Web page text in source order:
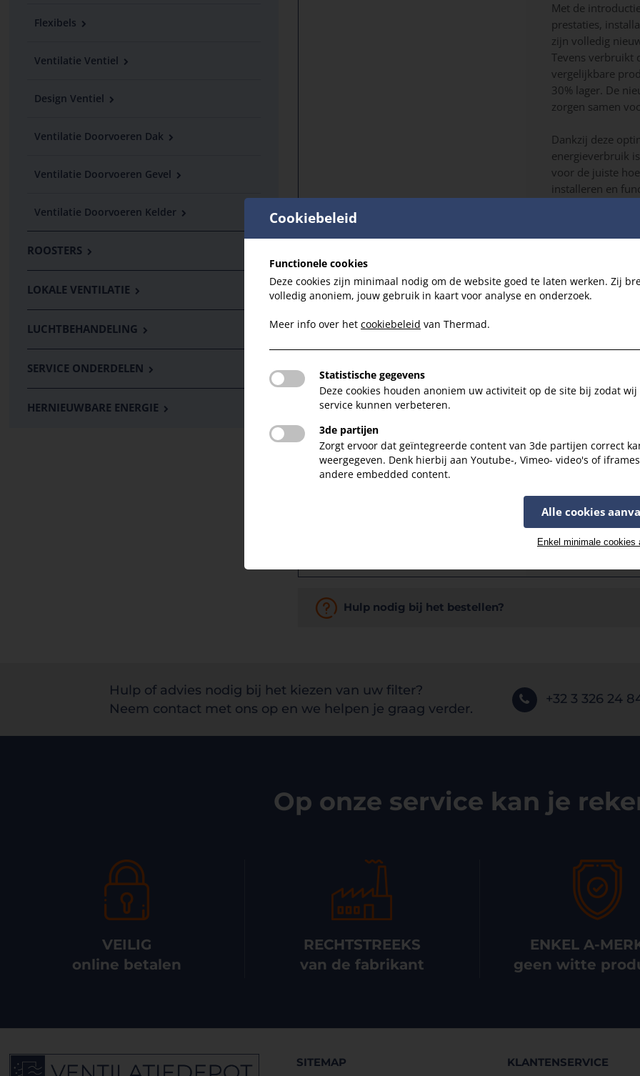
Cookiebeleid
Functionele cookies
Deze cookies zijn minimaal nodig om de website goed te laten werken. Zij
volledig anoniem, jouw gebruik in kaart voor analyse en onderzoek.
Meer info over het cookiebeleid van Thermad.
Statistische gegevens
Deze cookies houden anoniem uw activiteit op de site bij zodat wij
service kunnen verbeteren.
3de partijen
Zorgt ervoor dat geïntegreerde content van 3de partijen correct
weergegeven. Denk hierbij aan Youtube-, Vimeo- video's of
andere embedded content.
Alle cookies
Enkel minimale cookies
Flexibels
Ventilatie Ventiel
Design Ventiel
Ventilatie Doorvoeren Dak
Ventilatie Doorvoeren Gevel
Ventilatie Doorvoeren Kelder
ROOSTERS
LOKALE VENTILATIE
LUCHTBEHANDELING
SERVICE ONDERDELEN
HERNIEUWBARE ENERGIE
Met de
prestaties,
zijn volledig
Tevens verbruikt
vergelijkbare
30% lager. De
zorgen samen
Dankzij deze
energieverbruik
voor de juiste
installeren en
zoals een
natuurlijk
-
Verhoogd
Belangrijke
- Kleinste in zijn
- Energielabel A
Uiterst laag
- Touchscreen +
Zeer eenvoudige
- Bypass,
Hulp nodig bij het bestellen?
Hulp of advies nodig bij het kiezen van uw filter?
Neem contact met ons op en we helpen je graag verder.
+32 3 326 24
Op onze service kan je
VEILIG
online betalen
RECHTSTREEKS
van de fabrikant
ENKEL A-
geen witte
SITEMAP KLANTENSERVICE